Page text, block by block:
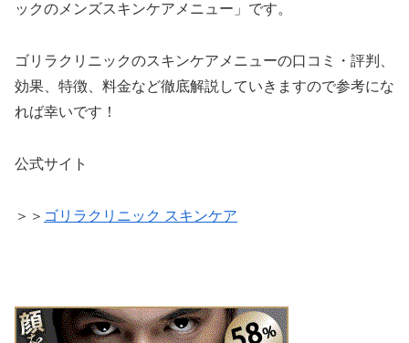
ックのメンズスキンケアメニュー」です。
ゴリラクリニックのスキンケアメニューの口コミ・評判、
効果、特徴、料金など徹底解説していきますので参考にな
れば幸いです！
公式サイト
＞＞ ゴリラクリニック スキンケア